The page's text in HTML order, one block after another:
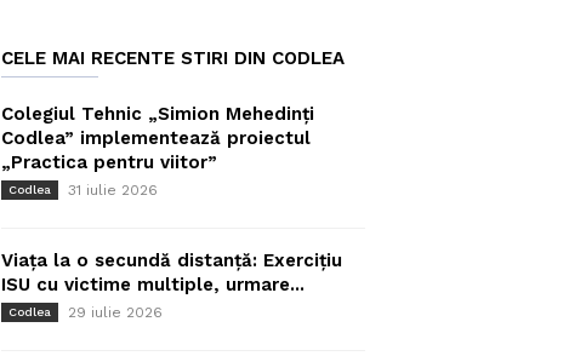
CELE MAI RECENTE STIRI DIN CODLEA
Colegiul Tehnic „Simion Mehedinți
Codlea” implementează proiectul
„Practica pentru viitor”
Codlea 31 iulie 2026
Viața la o secundă distanță: Exercițiu
ISU cu victime multiple, urmare...
Codlea 29 iulie 2026